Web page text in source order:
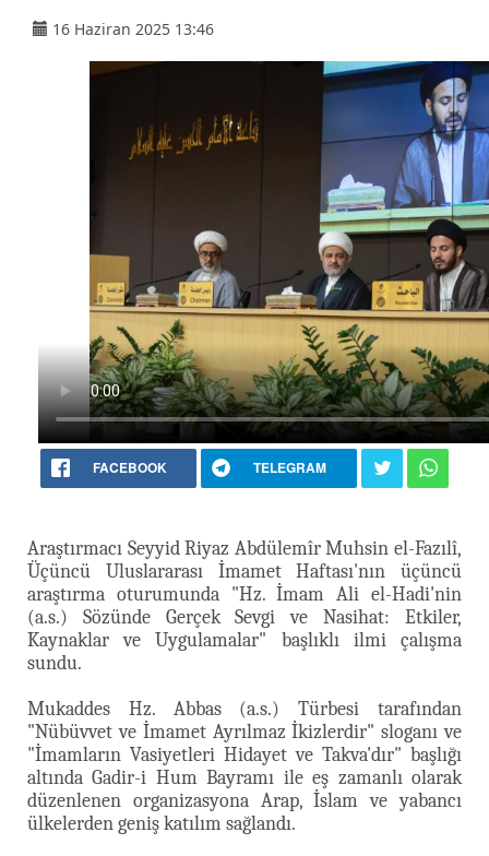
16 Haziran 2025 13:46
FACEBOOK TELEGRAM
Araştırmacı Seyyid Riyaz Abdülemîr Muhsin el-Fazılî,
Üçüncü Uluslararası İmamet Haftası'nın üçüncü
araştırma oturumunda "Hz. İmam Ali el-Hadi'nin
(a.s.) Sözünde Gerçek Sevgi ve Nasihat: Etkiler,
Kaynaklar ve Uygulamalar" başlıklı ilmi çalışma
sundu.
Mukaddes Hz. Abbas (a.s.) Türbesi tarafından
"Nübüvvet ve İmamet Ayrılmaz İkizlerdir" sloganı ve
"İmamların Vasiyetleri Hidayet ve Takva'dır" başlığı
altında Gadir-i Hum Bayramı ile eş zamanlı olarak
düzenlenen organizasyona Arap, İslam ve yabancı
ülkelerden geniş katılım sağlandı.